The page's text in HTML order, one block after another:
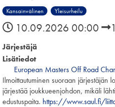
Kansainvälinen Yleisurheilu
10.09.2026 00:00
Järjestäjä
Lisätiedot
European Masters Off Road
Ilmoittautuminen suoraan järjestäjän
järjestää joukkueenjohdon, mikäli
edustuspaita. https://www.saul.fi/